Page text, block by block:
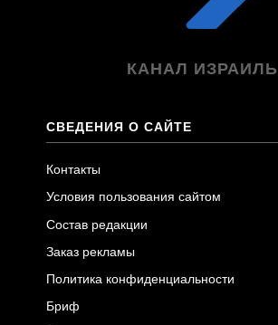
КАНАЛ ИЗРАИЛЬ
СВЕДЕНИЯ О САЙТЕ
Контакты
Условия пользования сайтом
Состав редакции
Заказ рекламы
Политика конфиденциальности
Бриф